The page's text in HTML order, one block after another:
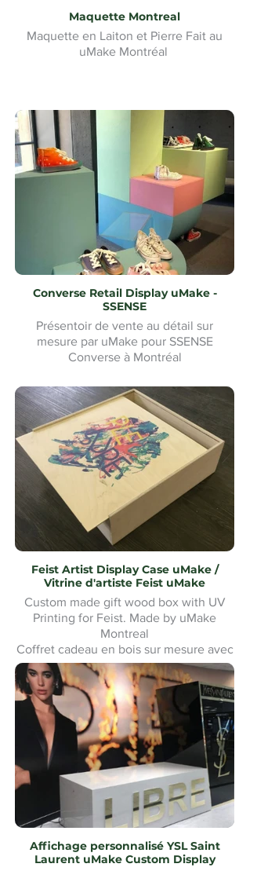
Maquette Montreal
Maquette en Laiton et Pierre Fait au
uMake Montréal
Converse Retail Display uMake -
SSENSE
Présentoir de vente au détail sur
mesure par uMake pour SSENSE
Converse à Montréal
Feist Artist Display Case uMake /
Vitrine d'artiste Feist uMake
Custom made gift wood box with UV
Printing for Feist. Made by uMake
Montreal
Coffret cadeau en bois sur mesure avec
impression UV pour Feist. Fabriqué par
uMake Montréal
Affichage personnalisé YSL Saint
Laurent uMake Custom Display